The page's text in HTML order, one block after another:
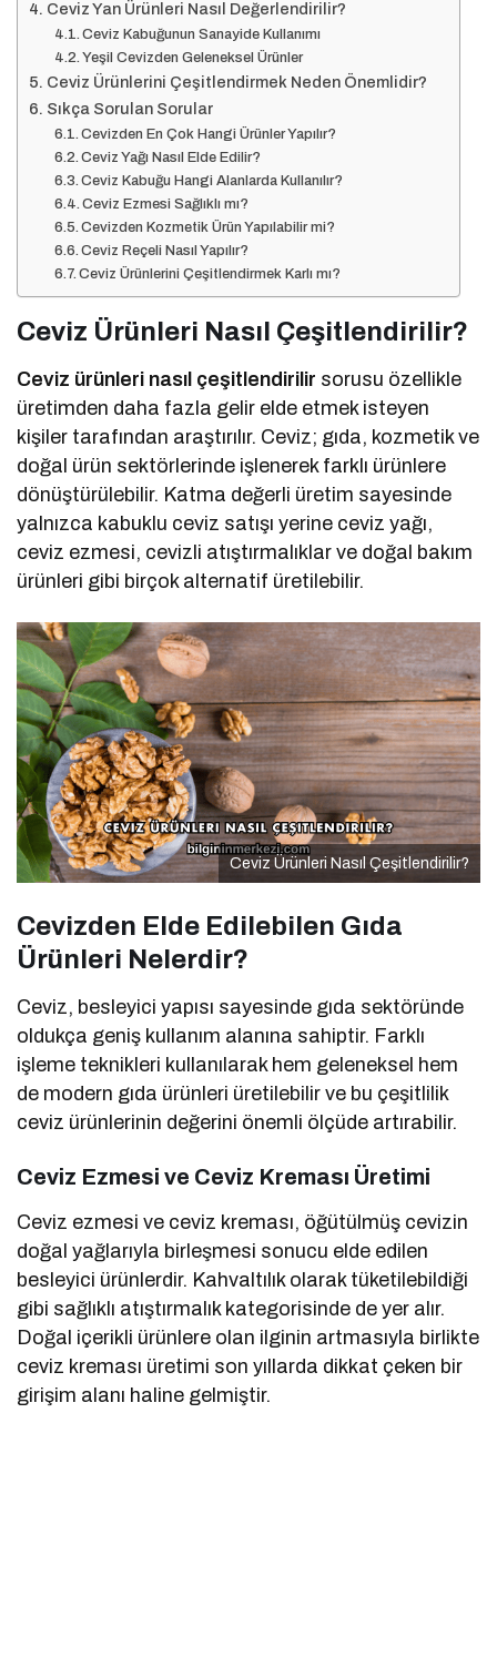
Ceviz Yan Ürünleri Nasıl Değerlendirilir?
Ceviz Kabuğunun Sanayide Kullanımı
Yeşil Cevizden Geleneksel Ürünler
Ceviz Ürünlerini Çeşitlendirmek Neden Önemlidir?
Sıkça Sorulan Sorular
Cevizden En Çok Hangi Ürünler Yapılır?
Ceviz Yağı Nasıl Elde Edilir?
Ceviz Kabuğu Hangi Alanlarda Kullanılır?
Ceviz Ezmesi Sağlıklı mı?
Cevizden Kozmetik Ürün Yapılabilir mi?
Ceviz Reçeli Nasıl Yapılır?
Ceviz Ürünlerini Çeşitlendirmek Karlı mı?
Ceviz Ürünleri Nasıl Çeşitlendirilir?
Ceviz ürünleri nasıl çeşitlendirilir sorusu özellikle
üretimden daha fazla gelir elde etmek isteyen
kişiler tarafından araştırılır. Ceviz; gıda, kozmetik ve
doğal ürün sektörlerinde işlenerek farklı ürünlere
dönüştürülebilir. Katma değerli üretim sayesinde
yalnızca kabuklu ceviz satışı yerine ceviz yağı,
ceviz ezmesi, cevizli atıştırmalıklar ve doğal bakım
ürünleri gibi birçok alternatif üretilebilir.
Ceviz Ürünleri Nasıl Çeşitlendirilir?
Cevizden Elde Edilebilen Gıda
Ürünleri Nelerdir?
Ceviz, besleyici yapısı sayesinde gıda sektöründe
oldukça geniş kullanım alanına sahiptir. Farklı
işleme teknikleri kullanılarak hem geleneksel hem
de modern gıda ürünleri üretilebilir ve bu çeşitlilik
ceviz ürünlerinin değerini önemli ölçüde artırabilir.
Ceviz Ezmesi ve Ceviz Kreması Üretimi
Ceviz ezmesi ve ceviz kreması, öğütülmüş cevizin
doğal yağlarıyla birleşmesi sonucu elde edilen
besleyici ürünlerdir. Kahvaltılık olarak tüketilebildiği
gibi sağlıklı atıştırmalık kategorisinde de yer alır.
Doğal içerikli ürünlere olan ilginin artmasıyla birlikte
ceviz kreması üretimi son yıllarda dikkat çeken bir
girişim alanı haline gelmiştir.